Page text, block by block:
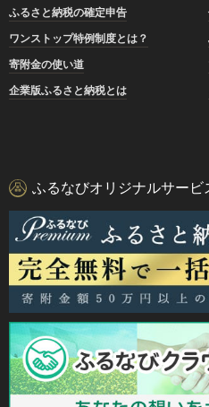
ふるさと納税の確定申告
ワンストップ特例制度とは？
寄附金の使い道
企業版ふるさと納税とは
ふるなびオリジナルサービ